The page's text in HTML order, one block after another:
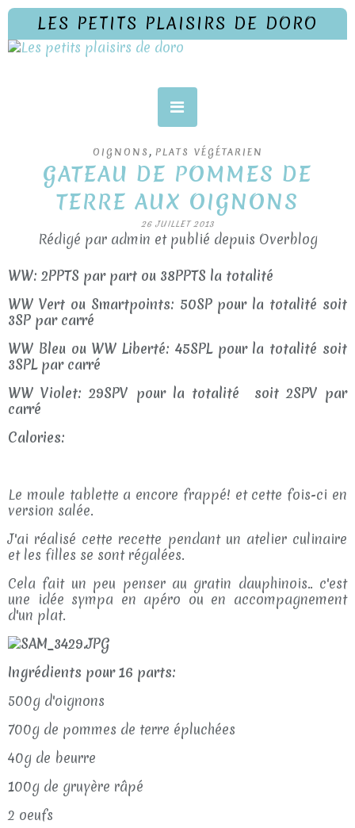
LES PETITS PLAISIRS DE DORO
OIGNONS , PLATS VÉGÉTARIEN
GATEAU DE POMMES DE
TERRE AUX OIGNONS
26 JUILLET 2013
Rédigé par admin et publié depuis Overblog
WW: 2PPTS par part ou 38PPTS la totalité
WW Vert ou Smartpoints: 50SP pour la totalité soit
3SP par carré
WW Bleu ou WW Liberté: 45SPL pour la totalité soit
3SPL par carré
WW Violet: 29SPV pour la totalité soit 2SPV par
carré
Calories:
Le moule tablette a encore frappé! et cette fois-ci en
version salée.
J'ai réalisé cette recette pendant un atelier culinaire
et les filles se sont régalées.
Cela fait un peu penser au gratin dauphinois.. c'est
une idée sympa en apéro ou en accompagnement
d'un plat.
Ingrédients pour 16 parts:
500g d'oignons
700g de pommes de terre épluchées
40g de beurre
100g de gruyère râpé
2 oeufs